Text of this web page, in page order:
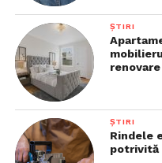
ȘTIRI
renovare
ȘTIRI
Rindele
potrivită